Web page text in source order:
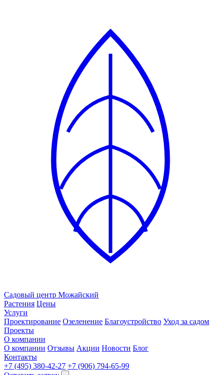
Садовый центр Можайский
Растения Цены
Услуги
Проектирование Озеленение Благоустройство Уход за садом
Проекты
О компании
О компании Отзывы Акции Новости Блог
Контакты
+7 (495) 380-42-27 +7 (906) 794-65-99